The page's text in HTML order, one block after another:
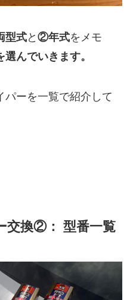
型式と ②年式をメモ
んでいきます。
パーを一覧で紹介して
交換②： 型番一覧